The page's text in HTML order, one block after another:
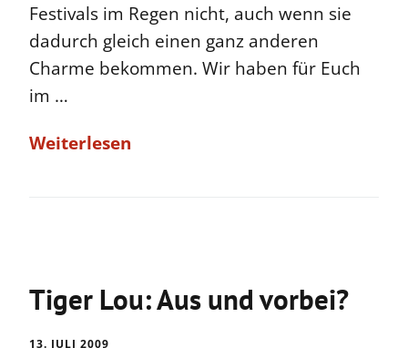
Festivals im Regen nicht, auch wenn sie
dadurch gleich einen ganz anderen
Charme bekommen. Wir haben für Euch
im …
Weiterlesen
Tiger Lou: Aus und vorbei?
13. JULI 2009